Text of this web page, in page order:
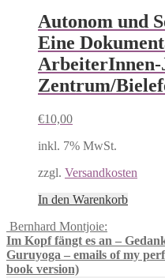
Autonom und
Eine
ArbeiterInnen-
Zentrum/
€10,00
inkl. 7% MwSt.
zzgl. Versandkosten
In den Warenkorb
Bernhard Montjoie:
Im Kopf fängt es an –
Guruyoga – emails of my
book version)